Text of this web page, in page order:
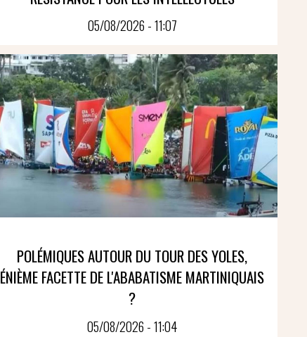
05/08/2026 - 11:07
POLÉMIQUES AUTOUR DU TOUR DES YOLES,
ÉNIÈME FACETTE DE L'ABABATISME MARTINIQUAIS
?
05/08/2026 - 11:04